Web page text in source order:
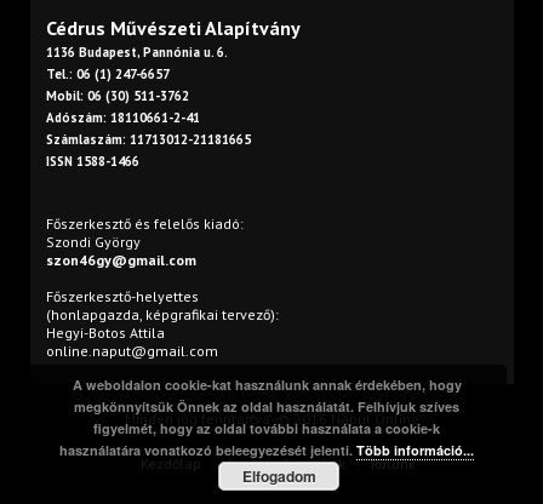
Cédrus Művészeti Alapítvány
1136 Budapest, Pannónia u. 6.
Tel.: 06 (1) 247-6657
Mobil: 06 (30) 511-3762
Adószám: 18110661-2-41
Számlaszám: 11713012-21181665
ISSN 1588-1466
Főszerkesztő és felelős kiadó:
Szondi György
szon46gy@gmail.com
Főszerkesztő-helyettes
(honlapgazda, képgrafikai tervező):
Hegyi-Botos Attila
online.naput@gmail.com
Minden jog fenntartva. © 2016 Napút Online
Kezdőlap Print Szerzőink Rólunk
A weboldalon cookie-kat használunk annak érdekében, hogy
megkönnyítsük Önnek az oldal használatát. Felhívjuk szíves
figyelmét, hogy az oldal további használata a cookie-k
használatára vonatkozó beleegyezését jelenti.Több információ...
Elfogadom